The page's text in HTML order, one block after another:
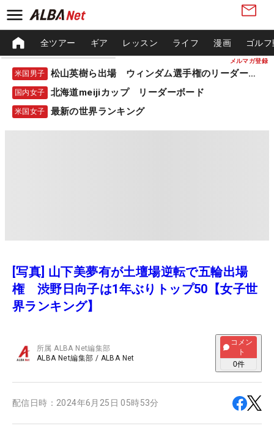
メルマガ登録
全ツアー ギア レッスン ライフ 漫画 ゴル
米国男子 松山英樹ら出場 ウィンダム選手権のリーダーボード
国内女子 北海道meijiカップ リーダーボード
米国女子 最新の世界ランキング
[写真] 山下美夢有が土壇場逆転で五輪出場
権 渋野日向子は1年ぶりトップ50【女子世
界ランキング】
所属ALBA Net編集部
ALBA Net編集部 / ALBA Net
コメン
ト
0件
配信日時： 2024年6月25日 05時53分